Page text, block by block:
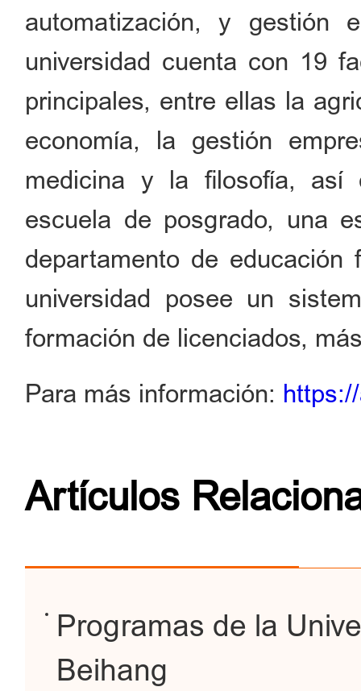
automatización, y gestión
universidad cuenta con 19
principales, entre ellas la
economía, la gestión
medicina y la filosofía, así
escuela de posgrado, una
departamento de
universidad posee un
formación de licenciados,
Para más información:
Artículos
Programas de la
Beihang